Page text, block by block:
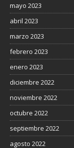
mayo 2023
abril 2023
marzo 2023
febrero 2023
enero 2023
diciembre 2022
noviembre 2022
octubre 2022
septiembre 2022
agosto 2022